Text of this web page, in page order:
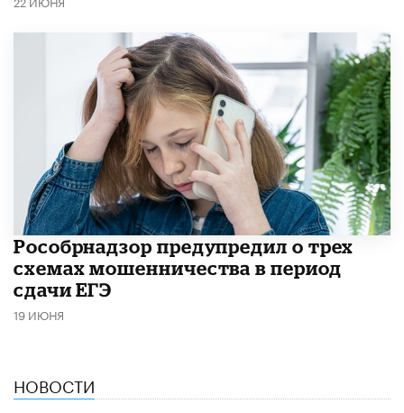
Рособрнадзор предупредил о трех
схемах мошенничества в период
сдачи ЕГЭ
19 ИЮНЯ
НОВОСТИ